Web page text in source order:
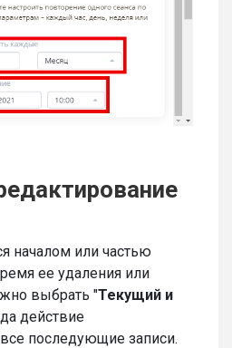
началом или частью
ее удаления или
выбрать "Текущий и
действие
все последующие записи.